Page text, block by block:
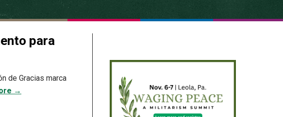
para
de Gracias marca
→